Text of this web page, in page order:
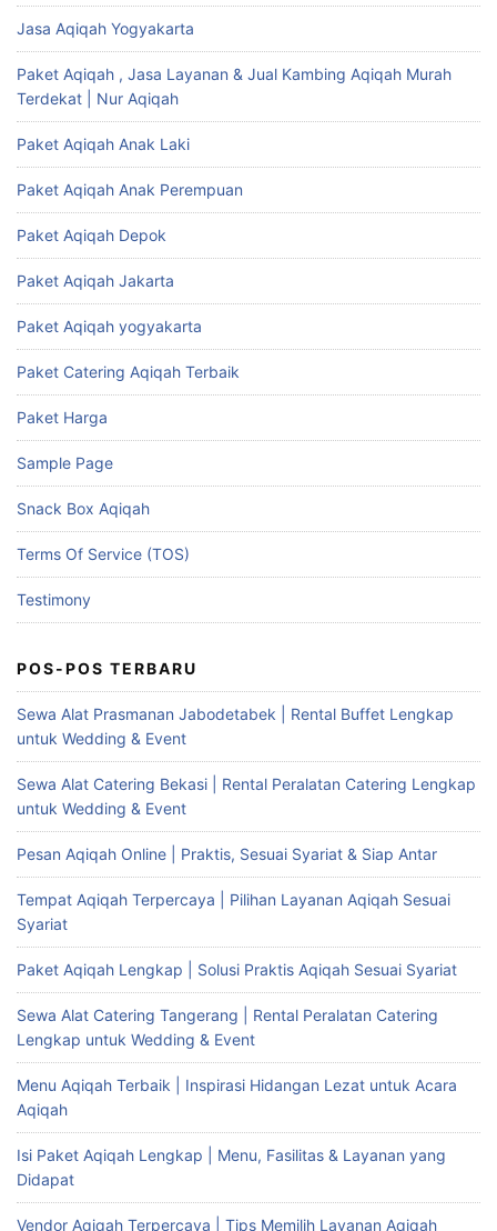
Jasa Aqiqah Yogyakarta
Paket Aqiqah , Jasa Layanan & Jual Kambing Aqiqah Murah
Terdekat | Nur Aqiqah
Paket Aqiqah Anak Laki
Paket Aqiqah Anak Perempuan
Paket Aqiqah Depok
Paket Aqiqah Jakarta
Paket Aqiqah yogyakarta
Paket Catering Aqiqah Terbaik
Paket Harga
Sample Page
Snack Box Aqiqah
Terms Of Service (TOS)
Testimony
POS-POS TERBARU
Sewa Alat Prasmanan Jabodetabek | Rental Buffet Lengkap
untuk Wedding & Event
Sewa Alat Catering Bekasi | Rental Peralatan Catering Lengkap
untuk Wedding & Event
Pesan Aqiqah Online | Praktis, Sesuai Syariat & Siap Antar
Tempat Aqiqah Terpercaya | Pilihan Layanan Aqiqah Sesuai
Syariat
Paket Aqiqah Lengkap | Solusi Praktis Aqiqah Sesuai Syariat
Sewa Alat Catering Tangerang | Rental Peralatan Catering
Lengkap untuk Wedding & Event
Menu Aqiqah Terbaik | Inspirasi Hidangan Lezat untuk Acara
Aqiqah
Isi Paket Aqiqah Lengkap | Menu, Fasilitas & Layanan yang
Didapat
Vendor Aqiqah Terpercaya | Tips Memilih Layanan Aqiqah